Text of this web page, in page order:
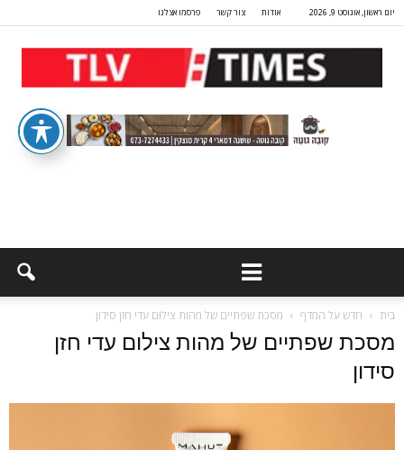
יום ראשון, אוגוסט 9, 2026 אודות צור קשר פרסמו אצלנו
בית חדש על המדף מסכת שפתיים של מהות צילום עדי חזן סידון
מסכת שפתיים של מהות צילום עדי חזן
סידון